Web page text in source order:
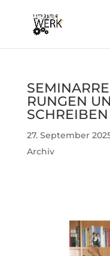
RUNGEN
SCHREIBEN
27. September
Archiv